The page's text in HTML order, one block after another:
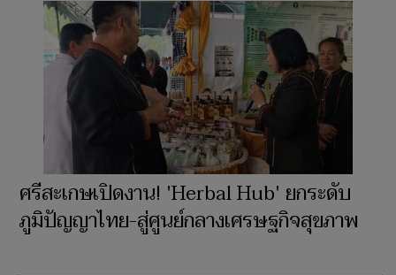
ศรีสะเกษเปิดงาน! 'Herbal Hub' ยกระดับ
ภูมิปัญญาไทย-สู่ศูนย์กลางเศรษฐกิจสุขภาพ